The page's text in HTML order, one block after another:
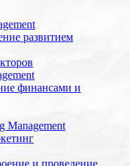
развитием
финансами и
Management
и проведение